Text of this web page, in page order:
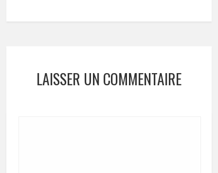
LAISSER UN COMMENTAIRE